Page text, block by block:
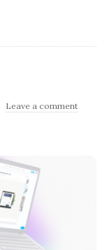
Leave a comment